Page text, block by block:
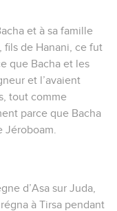
et à sa famille
fils de Hanani, ce fut
que Bacha et les
et l’avaient
tout comme
parce que Bacha
Jéroboam.
d’Asa sur Juda,
à Tirsa pendant